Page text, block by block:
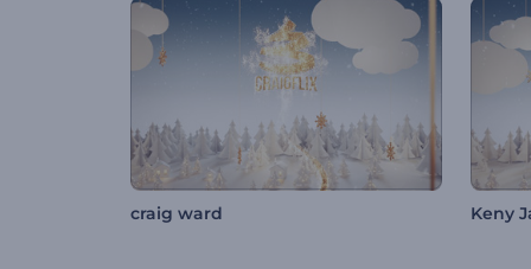
craig ward Keny